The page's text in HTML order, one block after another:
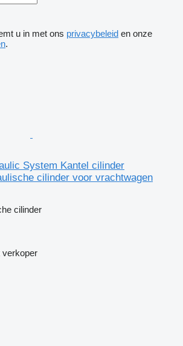
u in met ons privacybeleid en onze
.
System Kantel cilinder
cilinder voor vrachtwagen
cilinder
verkoper